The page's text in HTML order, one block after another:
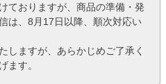
ておりますが、商品の準備・発
は、8月17日以降、順次対応い
しますが、あらかじめご了承く
ます。